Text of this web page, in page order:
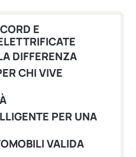
E
DIFFERENZA
CHI VIVE
PER UNA
VALIDA